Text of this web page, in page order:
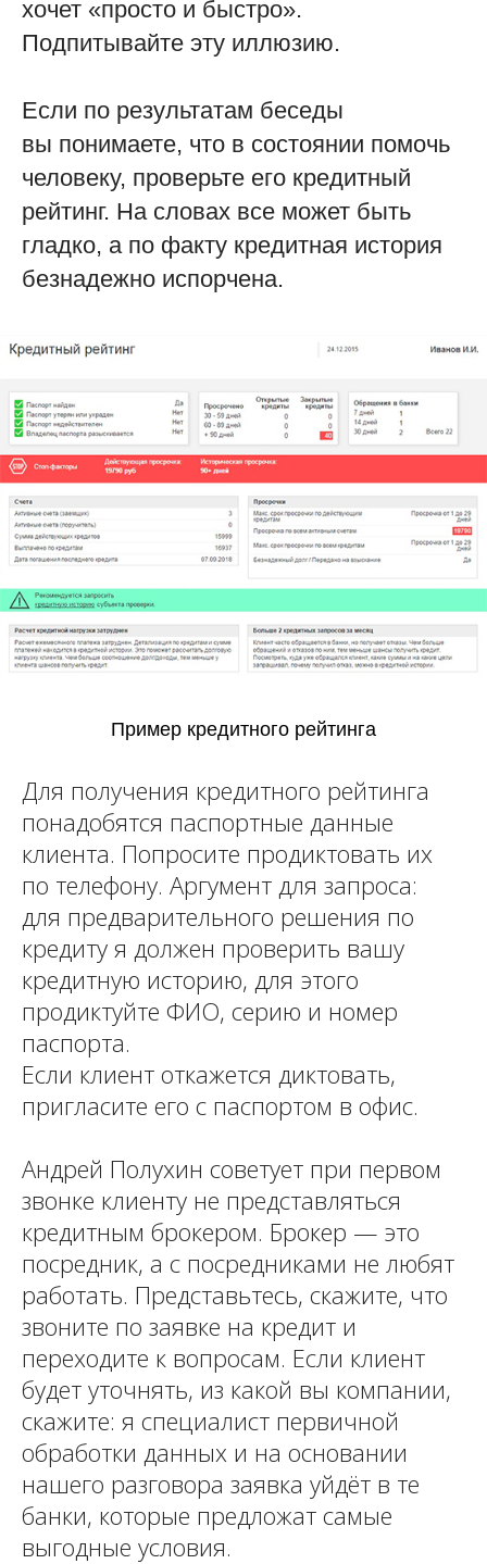
хочет «просто и быстро».
Подпитывайте эту иллюзию.
Если по результатам беседы
вы понимаете, что в состоянии помочь
человеку, проверьте его кредитный
рейтинг. На словах все может быть
гладко, а по факту кредитная история
безнадежно испорчена.
Пример кредитного рейтинга
Для получения кредитного рейтинга
понадобятся паспортные данные
клиента. Попросите продиктовать их
по телефону. Аргумент для запроса:
для предварительного решения по
кредиту я должен проверить вашу
кредитную историю, для этого
продиктуйте ФИО, серию и номер
паспорта.
Если клиент откажется диктовать,
пригласите его с паспортом в офис.
Андрей Полухин советует при первом
звонке клиенту не представляться
кредитным брокером. Брокер — это
посредник, а с посредниками не любят
работать. Представьтесь, скажите, что
звоните по заявке на кредит и
переходите к вопросам. Если клиент
будет уточнять, из какой вы компании,
скажите: я специалист первичной
обработки данных и на основании
нашего разговора заявка уйдёт в те
банки, которые предложат самые
выгодные условия.